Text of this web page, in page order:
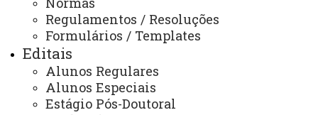
Regulamentos / Resoluções
Formulários / Templates
Editais
Alunos Regulares
Alunos Especiais
Estágio Pós-Doutoral
Título:“Uso das conjunções coordenativas como
elemento de coesão textual e operador argumentativo:
uma proposta didática para o 8º ano do Ensino
Fundamental”
Autor(a):Anderson Ribeiro Dias